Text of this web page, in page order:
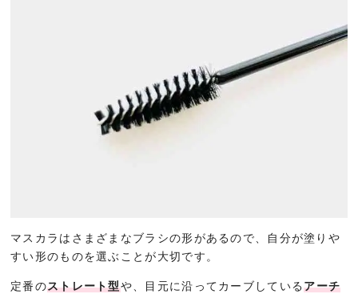
マスカラはさまざまなブラシの形があるので、自分が塗りや
すい形のものを選ぶことが大切です。
定番のストレート型や、目元に沿ってカーブしているアーチ